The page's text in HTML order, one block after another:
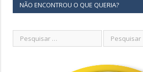
NÃO ENCONTROU O QUE QUERIA?